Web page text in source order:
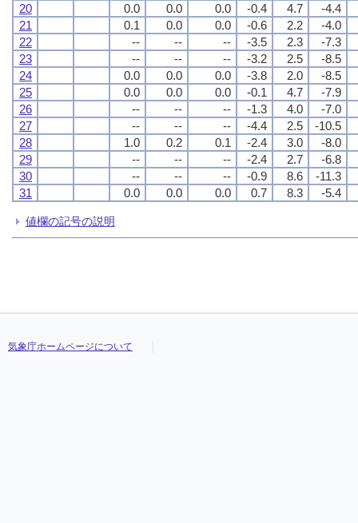
20
0.0 0.0 0.0 -0.4 4.7
-4.4
21
0.1 0.0 0.0 -0.6 2.2
-4.0
22
-- -- -- -3.5 2.3
-7.3
23
-- -- -- -3.2 2.5
-8.5
24
0.0 0.0 0.0 -3.8 2.0
-8.5
25
0.0 0.0 0.0 -0.1 4.7
-7.9
26
-- -- -- -1.3 4.0
-7.0
27
-- -- -- -4.4 2.5
-10.5
28
1.0 0.2 0.1 -2.4 3.0
-8.0
29
-- -- -- -2.4 2.7
-6.8
30
-- -- -- -0.9 8.6
-11.3
31
0.0 0.0 0.0 0.7 8.3 -5.4
値欄の記号の説明
気象庁ホームページについて